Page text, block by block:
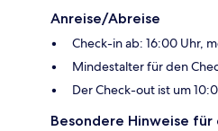
Anreise/Abreise
Check-in ab: 16:00 Uhr,
Mindestalter für den
Der Check-out ist um
Besondere Hinweise für